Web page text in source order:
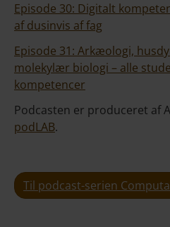
Episode 30: Digitalt
af dusinvis af fag
Episode 31: Arkæologi,
molekylær biologi – alle
kompetencer
Podcasten er produceret af
podLAB.
Til podcast-serien